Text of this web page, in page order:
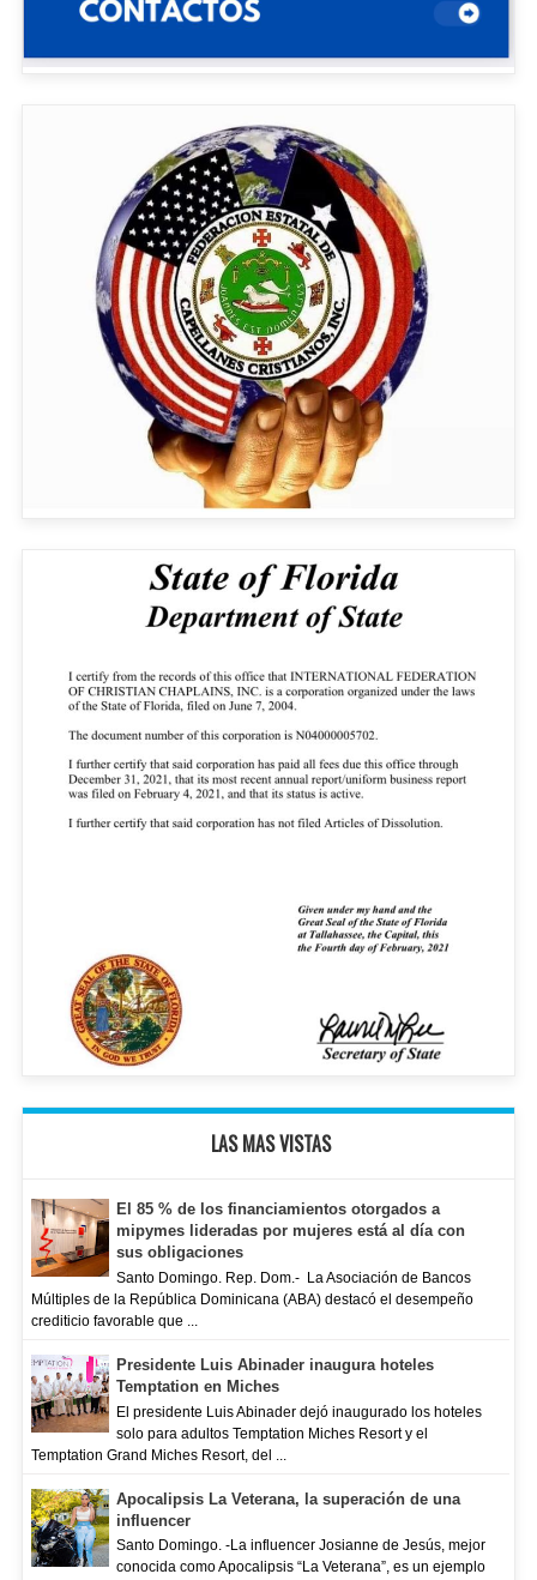
LAS MAS VISTAS
El 85 % de los financiamientos otorgados a
mipymes lideradas por mujeres está al día con
sus obligaciones
Santo Domingo. Rep. Dom.- La Asociación de Bancos
Múltiples de la República Dominicana (ABA) destacó el desempeño
crediticio favorable que ...
Presidente Luis Abinader inaugura hoteles
Temptation en Miches
El presidente Luis Abinader dejó inaugurado los hoteles
solo para adultos Temptation Miches Resort y el
Temptation Grand Miches Resort, del ...
Apocalipsis La Veterana, la superación de una
influencer
Santo Domingo. -La influencer Josianne de Jesús, mejor
conocida como Apocalipsis “La Veterana”, es un ejemplo